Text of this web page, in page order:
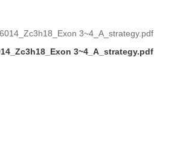
3~4_A_strategy.pdf